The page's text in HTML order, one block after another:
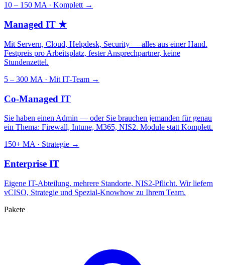
10 – 150 MA · Komplett →
Managed IT ★
Mit Servern, Cloud, Helpdesk, Security — alles aus einer Hand.
Festpreis pro Arbeitsplatz, fester Ansprechpartner, keine
Stundenzettel.
5 – 300 MA · Mit IT-Team →
Co-Managed IT
Sie haben einen Admin — oder Sie brauchen jemanden für genau
ein Thema: Firewall, Intune, M365, NIS2. Module statt Komplett.
150+ MA · Strategie →
Enterprise IT
Eigene IT-Abteilung, mehrere Standorte, NIS2-Pflicht. Wir liefern
vCISO, Strategie und Spezial-Knowhow zu Ihrem Team.
Pakete